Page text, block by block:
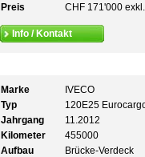
Preis
CHF 171'000
Info / Kontakt
Marke
IVECO
Typ
120E25
Jahrgang
11.2012
Kilometer
455000
Aufbau
Brücke-Verdeck